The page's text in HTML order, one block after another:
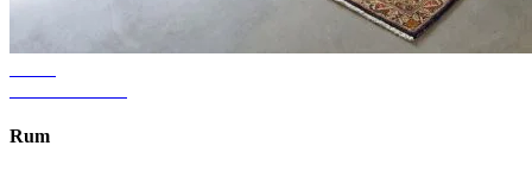
Rum